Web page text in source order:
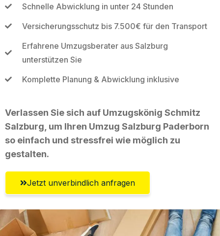
Schnelle Abwicklung in unter 24 Stunden
Versicherungsschutz bis 7.500€ für den Transport
Erfahrene Umzugsberater aus Salzburg
unterstützen Sie
Komplette Planung & Abwicklung inklusive
Verlassen Sie sich auf Umzugskönig Schmitz
Salzburg, um Ihren Umzug Salzburg Paderborn
so einfach und stressfrei wie möglich zu
gestalten.
Jetzt unverbindlich anfragen